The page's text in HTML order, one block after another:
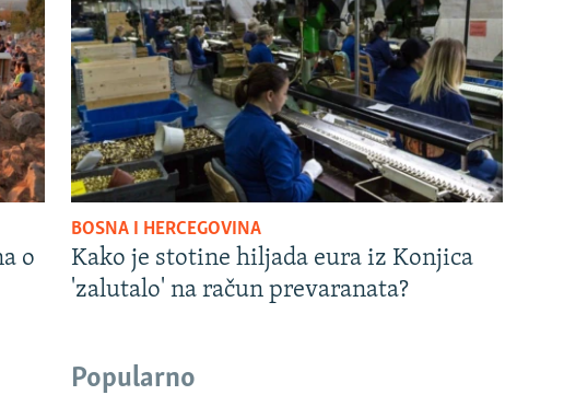
o
BOSNA I HERCEGOVINA
Kako je stotine hiljada eura iz Konjica
'zalutalo' na račun prevaranata?
Popularno